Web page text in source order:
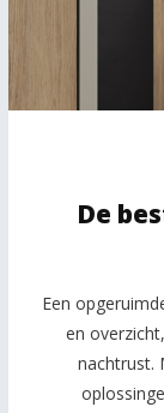
De
Een
en
nachtrust.